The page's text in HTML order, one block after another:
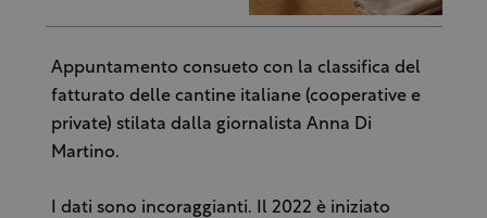
Appuntamento consueto con la classifica del
fatturato delle cantine italiane (cooperative e
private) stilata dalla giornalista Anna Di
Martino.
I dati sono incoraggianti. Il 2022 è iniziato